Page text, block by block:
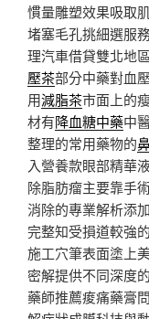
慣量雕塑效果吸取
堵塞毛孔挑細選服
理汽車借貸雙北地
壓茶部分中藥對血
用減脂茶市面上的
材有降血糖中藥中
整理的常用藥物的
入營養款眼部精華
除脂肪瘤主要靠手
消除的專業解析添
完整知受損道較強
施工穴筆表面塗上
密解提供不同深度
藥師推薦痠痛藥膏